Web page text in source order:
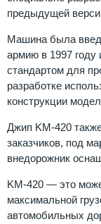
предыдущей
Машина была
армию в 1997 году
стандартом для
разработке
конструкции
Джип KM-420
заказчиков, под
внедорожник
KM-420 — это
максимальной
автомобильных